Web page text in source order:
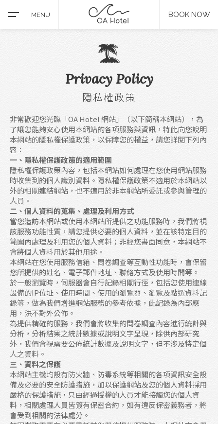
MENU BOOK NOW
Privacy Policy
隱私權政策
非常歡迎您光臨「OA Hotel 網站」（以下簡稱本網站），為
了讓您能夠安心使用本網站的各項服務與資訊，特此向您說明
本網站的隱私權保護政策，以保障您的權益，請您詳閱下列內
容：
一、隱私權保護政策的適用範圍
隱私權保護政策內容，包括本網站如何處理在您使用網站服務
時收集到的個人識別資料。隱私權保護政策不適用於本網站以
外的相關連結網站，也不適用於非本網站所委託或參與管理的
人員。
二、個人資料的蒐集、處理及利用方式
當您造訪本網站或使用本網站所提供之功能服務時，我們將視
該服務功能性質，請您提供必要的個人資料，並在該特定目的
範圍內處理及利用您的個人資料；非經您書面同意，本網站不
會將個人資料用於其他用途。
本網站在您使用服務信箱、問卷調查等互動性功能時，會保留
您所提供的姓名、電子郵件地址、聯絡方式及使用時間等。
於一般瀏覽時，伺服器會自行記錄相關行徑，包括您使用連線
設備的IP位址、使用時間、使用的瀏覽器、瀏覽及點選資料記
錄等，做為我們增進網站服務的參考依據，此記錄為內部應
用，決不對外公佈。
為提供精確的服務，我們會將收集的問卷調查內容進行統計與
分析，分析結果之統計數據或說明文字呈現，除供內部研究
外，我們會視需要公佈統計數據及說明文字，但不涉及特定個
人之資料。
三、資料之保護
本網站主機均設有防火牆、防毒系統等相關的各項資訊安全設
備及必要的安全防護措施，加以保護網站及您的個人資料採用
嚴格的保護措施，只由經過授權的人員才能接觸您的個人資
料，相關處理人員皆簽有保密合約，如有違反保密義務者，將
會受到相關的法律處分。
關於OA
最新消息
房型介紹
服務設施
推薦景點
交通位置
聯絡我們